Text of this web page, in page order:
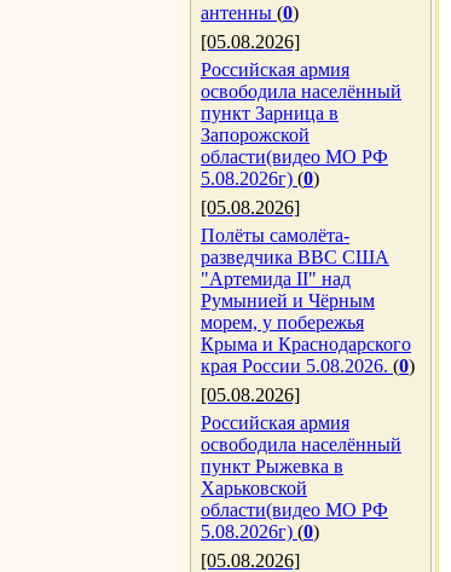
антенны (0)
[05.08.2026]
Российская армия
освободила населённый
пункт Зарница в
Запорожской
области(видео МО РФ
5.08.2026г) (0)
[05.08.2026]
Полёты самолёта-
разведчика ВВС США
"Артемида II" над
Румынией и Чёрным
морем, у побережья
Крыма и Краснодарского
края России 5.08.2026. (0)
[05.08.2026]
Российская армия
освободила населённый
пункт Рыжевка в
Харьковской
области(видео МО РФ
5.08.2026г) (0)
[05.08.2026]